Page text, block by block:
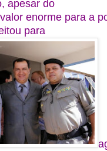
apesar do
enorme para a
para